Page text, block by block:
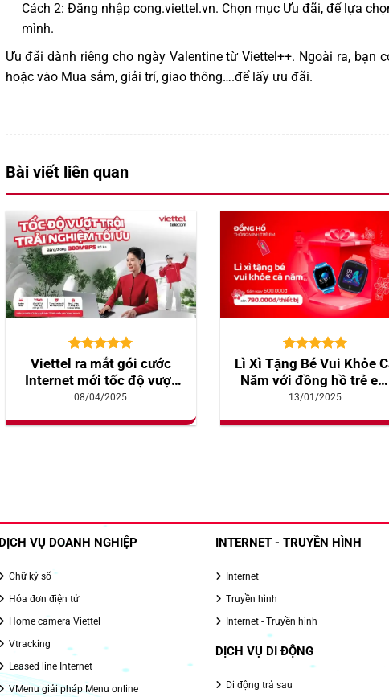
Cách 2: Đăng nhập cong.viettel.vn. Chọn mục Ưu đãi, để lựa
mình.
Ưu đãi dành riêng cho ngày Valentine từ Viettel++. Ngoài ra, bạn
hoặc vào Mua sắm, giải trí, giao thông….để lấy ưu đãi.
Bài viết liên quan
5.00 trên 5
dựa trên
10
đánh giá
Viettel ra mắt gói cước
Internet mới tốc độ vượt
trội, tối thiểu từ 300Mbps
08/04/2025
5.00trên 5
dựa trên
10
đánh giá
Lì Xì Tặng Bé Vui Khỏe
Năm với đồng hồ trẻ em
MyKID4G Lite giảm giá
13/01/2025
DỊCH VỤ DOANH NGHIỆP
Chữ ký số
Hóa đơn điện tử
Home camera Viettel
Vtracking
Leased line Internet
VMenu giải pháp Menu online
INTERNET - TRUYỀN HÌNH
Internet
Truyền hình
Internet - Truyền hình
DỊCH VỤ DI ĐỘNG
Di động trả sau